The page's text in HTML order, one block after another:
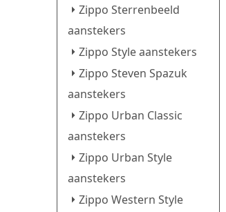
Zippo Sterrenbeeld
aanstekers
Zippo Style aanstekers
Zippo Steven Spazuk
aanstekers
Zippo Urban Classic
aanstekers
Zippo Urban Style
aanstekers
Zippo Western Style